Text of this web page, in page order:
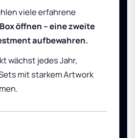
viele erfahrene
öffnen – eine zweite
aufbewahren.
wächst jedes Jahr,
mit starkem Artwork